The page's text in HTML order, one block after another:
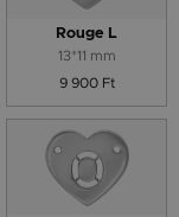
Rouge L
13*11 mm
9 900 Ft